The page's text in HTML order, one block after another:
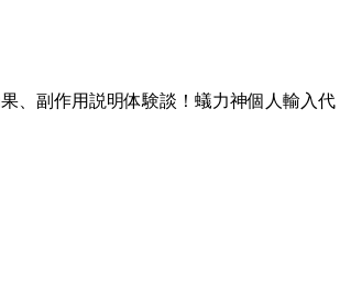
、副作用説明体験談！蟻力神個人輸入代